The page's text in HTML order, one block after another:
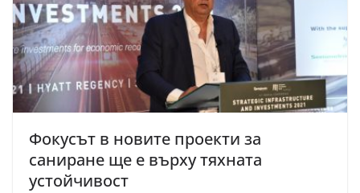
Фокусът в новите проекти за
саниране ще е върху тяхната
устойчивост